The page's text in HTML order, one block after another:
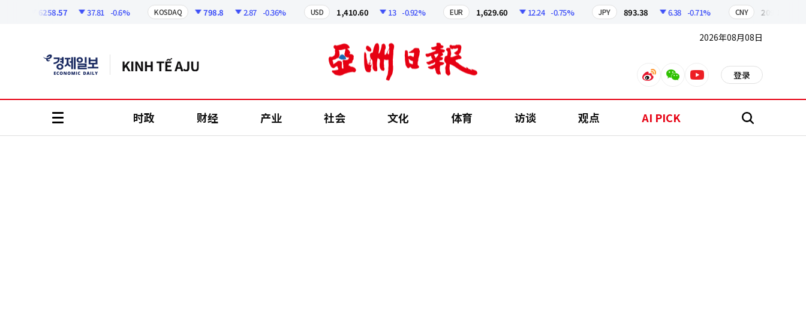
6258.57 37.81 -0.6% KOSDAQ 798.8 2.87 -0.36% USD 1,410.60 13 -0.92% EUR 1,629.60 12.24 -0.75% JPY 893.38 6.38 -0.71% CNY 209.17
2026年08月08日
weiboweixinyoutube 登录
时政 财经 产业 社会 文化 体育 访谈 观点 AI PICK 搜